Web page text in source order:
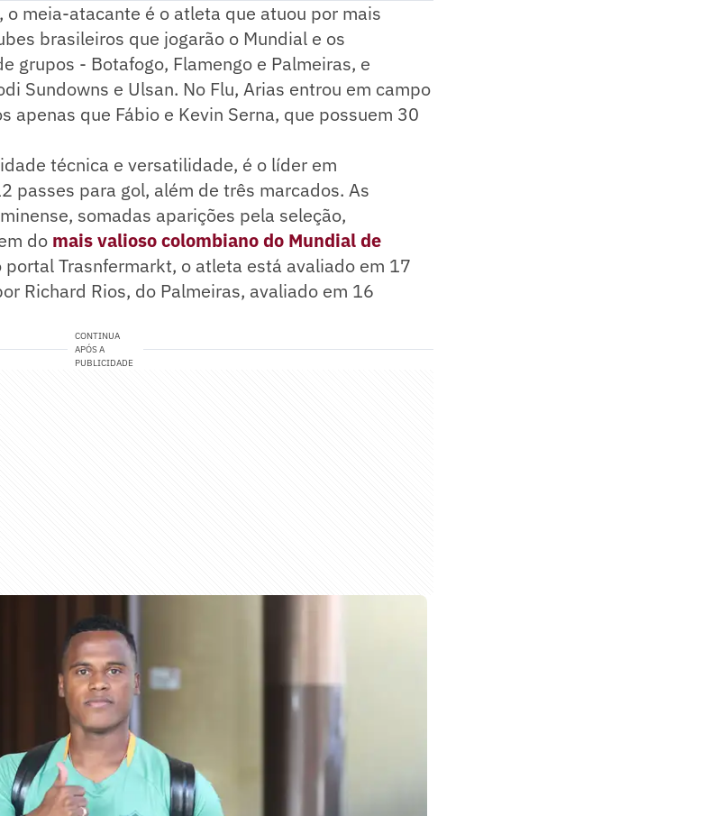
meia-atacante é o atleta que atuou por mais
brasileiros que jogarão o Mundial e os
grupos - Botafogo, Flamengo e Palmeiras, e
Sundowns e Ulsan. No Flu, Arias entrou em campo
apenas que Fábio e Kevin Serna, que possuem 30
técnica e versatilidade, é o líder em
passes para gol, além de três marcados. As
somadas aparições pela seleção,
do mais valioso colombiano do Mundial de
portal Trasnfermarkt, o atleta está avaliado em 17
Richard Rios, do Palmeiras, avaliado em 16
CONTINUA
APÓS A
PUBLICIDADE